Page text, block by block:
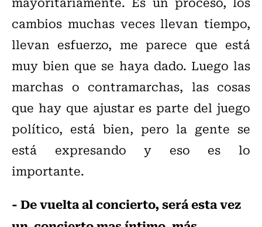
cambios muchas veces llevan tiempo,
llevan esfuerzo, me parece que está
muy bien que se haya dado. Luego las
marchas o contramarchas, las cosas
que hay que ajustar es parte del juego
político, está bien, pero la gente se
está expresando y eso es lo
importante.
- De vuelta al concierto, será esta vez